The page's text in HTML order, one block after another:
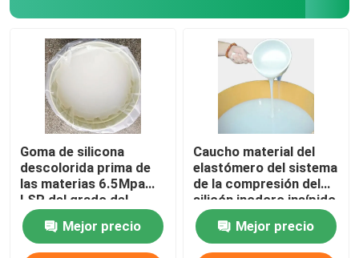
Viaje de la fábrica
Control de calidad
Éntrenos en contacto con
Noticias
Pida una cita
Goma de silicona
descolorida prima de
las materias 6.5Mpa
LSR del grado del
silicón maternal e
infantil del elastómero
Mejor precio
Caucho material del
elastómero del sistema
de la compresión del
silicón inodoro insípido
el 14% de LSR
Mejor precio